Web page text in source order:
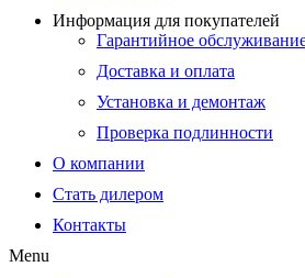
Информация для покупателей
Гарантийное
Доставка и оплата
Установка и демонтаж
Проверка подлинности
О компании
Стать дилером
Контакты
Menu